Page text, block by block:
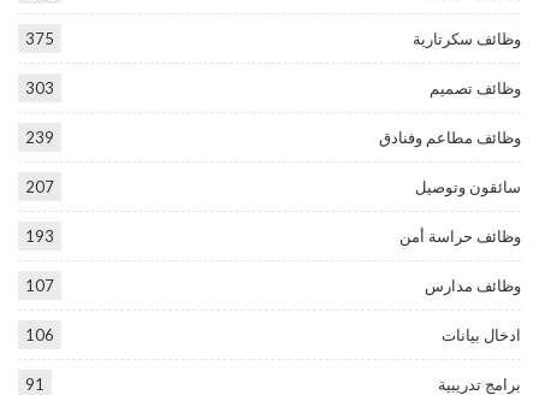
وظائف سكرتارية 375
وظائف تصميم 303
وظائف مطاعم وفنادق 239
سائقون وتوصيل 207
وظائف حراسة أمن 193
وظائف مدارس 107
ادخال بيانات 106
برامج تدريبية 91